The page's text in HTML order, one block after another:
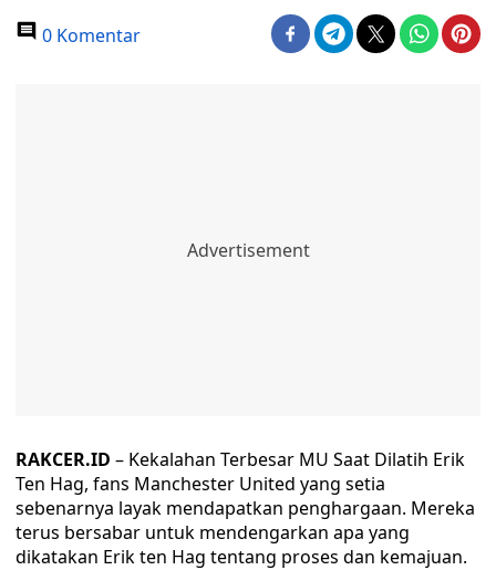
0 Komentar
RAKCER.ID – Kekalahan Terbesar MU Saat Dilatih Erik
Ten Hag, fans Manchester United yang setia
sebenarnya layak mendapatkan penghargaan. Mereka
terus bersabar untuk mendengarkan apa yang
dikatakan Erik ten Hag tentang proses dan kemajuan.